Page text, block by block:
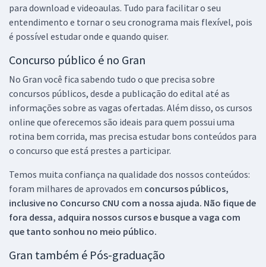
para download e videoaulas. Tudo para facilitar o seu
entendimento e tornar o seu cronograma mais flexível, pois
é possível estudar onde e quando quiser.
Concurso público é no Gran
No Gran você fica sabendo tudo o que precisa sobre
concursos públicos, desde a publicação do edital até as
informações sobre as vagas ofertadas. Além disso, os cursos
online que oferecemos são ideais para quem possui uma
rotina bem corrida, mas precisa estudar bons conteúdos para
o concurso que está prestes a participar.
Temos muita confiança na qualidade dos nossos conteúdos:
foram milhares de aprovados em concursos públicos,
inclusive no Concurso CNU com a nossa ajuda. Não fique de
fora dessa, adquira nossos cursos e busque a vaga com
que tanto sonhou no meio público.
Gran também é Pós-graduação